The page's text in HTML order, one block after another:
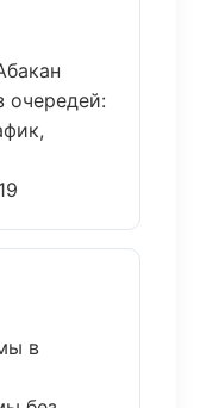
очередей:
в